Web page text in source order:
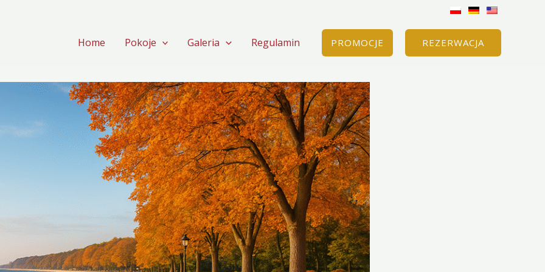
Home Pokoje Galeria Regulamin PROMOCJE REZERWACJA